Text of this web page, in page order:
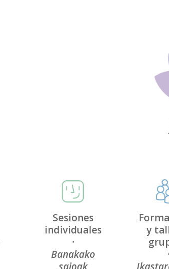
Sesiones
individuales
·
Banakako
y
·